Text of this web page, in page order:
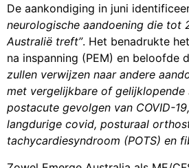
Zowel Emerge Australia als ME/
inspanning geprezen als een kans
voorwaarts te smeden voor het
Emerge Australia, Anne Wilson,
mijlpaal en monumentale
gamechanger.” Penelope
ME/CFS Australië, toonde zich ook
kijken ernaar uit om samen te
groepen die